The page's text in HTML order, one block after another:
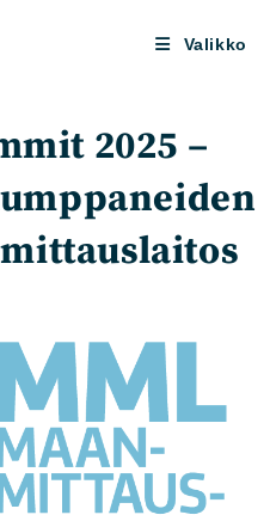
Valikko
2025 –